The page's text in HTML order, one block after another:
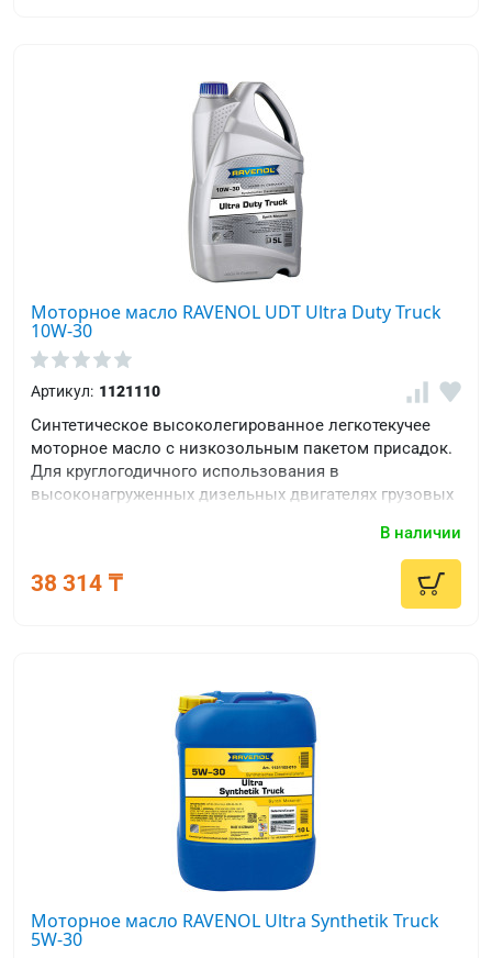
Моторное масло RAVENOL UDT Ultra Duty Truck
10W-30
Артикул: 1121110
Синтетическое высоколегированное легкотекучее
моторное масло с низкозольным пакетом присадок.
Для круглогодичного использования в
высоконагруженных дизельных двигателях грузовых
В наличии
38 314 ₸
Моторное масло RAVENOL Ultra Synthetik Truck
5W-30